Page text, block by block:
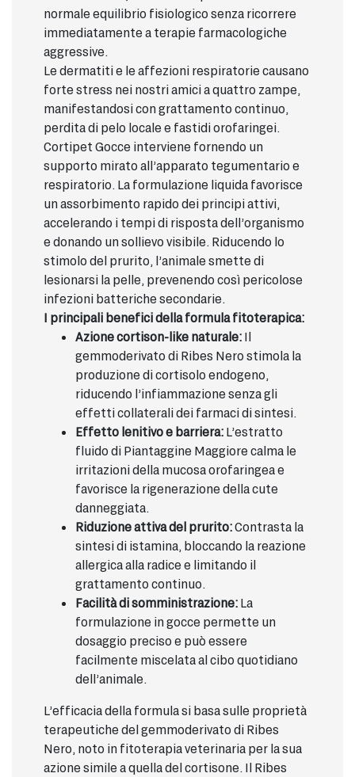
normale equilibrio fisiologico senza ricorrere
immediatamente a terapie farmacologiche
aggressive.
Le dermatiti e le affezioni respiratorie causano
forte stress nei nostri amici a quattro zampe,
manifestandosi con grattamento continuo,
perdita di pelo locale e fastidi orofaringei.
Cortipet Gocce interviene fornendo un
supporto mirato all’apparato tegumentario e
respiratorio. La formulazione liquida favorisce
un assorbimento rapido dei principi attivi,
accelerando i tempi di risposta dell’organismo
e donando un sollievo visibile. Riducendo lo
stimolo del prurito, l’animale smette di
lesionarsi la pelle, prevenendo così pericolose
infezioni batteriche secondarie.
I principali benefici della formula fitoterapica:
Azione cortison-like naturale: Il
gemmoderivato di Ribes Nero stimola la
produzione di cortisolo endogeno,
riducendo l’infiammazione senza gli
effetti collaterali dei farmaci di sintesi.
Effetto lenitivo e barriera: L’estratto
fluido di Piantaggine Maggiore calma le
irritazioni della mucosa orofaringea e
favorisce la rigenerazione della cute
danneggiata.
Riduzione attiva del prurito:Contrasta la
sintesi di istamina, bloccando la reazione
allergica alla radice e limitando il
grattamento continuo.
Facilità di somministrazione: La
formulazione in gocce permette un
dosaggio preciso e può essere
facilmente miscelata al cibo quotidiano
dell’animale.
L’efficacia della formula si basa sulle proprietà
terapeutiche del gemmoderivato di Ribes
Nero, noto in fitoterapia veterinaria per la sua
azione simile a quella del cortisone. Il Ribes